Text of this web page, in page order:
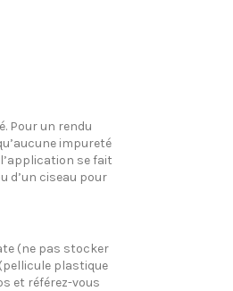
Pour un rendu
impureté
se fait
d’un ciseau pour
(ne pas stocker
plastique
et référez-vous